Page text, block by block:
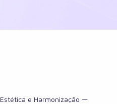
Estética e Harmonização —